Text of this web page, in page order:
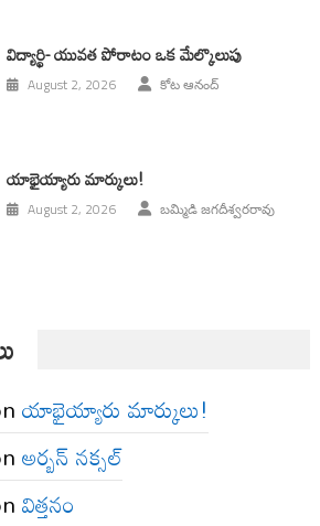
విద్యార్థి- యువత పోరాటం ఒక మేల్కొలుపు
August 2, 2026 కోట ఆనంద్
యాభైయ్యారు మార్కులు!
August 2, 2026 బమ్మిడి జగదీశ్వరరావు
యాభైయ్యారు మార్కులు!
అర్బన్ నక్సల్
విత్తనం